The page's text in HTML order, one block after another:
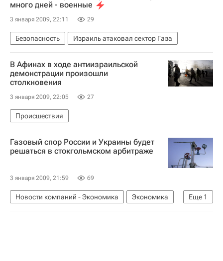
много дней - военные
3 января 2009, 22:11 29
Безопасность Израиль атаковал сектор Газа
В Афинах в ходе антиизраильской
демонстрации произошли
столкновения
3 января 2009, 22:05 27
Происшествия
Газовый спор России и Украины будет
решаться в стокгольмском арбитраже
3 января 2009, 21:59 69
Еще 1
Новости компаний - Экономика
Экономика
Российско-украинский газовый кризис 2008-2009 гг.